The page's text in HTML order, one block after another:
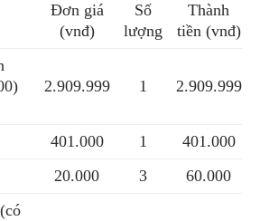
Đơn giá
(vnđ)
Số
lượng
Thành
tiền (vnđ)
2.909.999 1 2.909.999
401.000 1
401.000
20.000 3
60.000